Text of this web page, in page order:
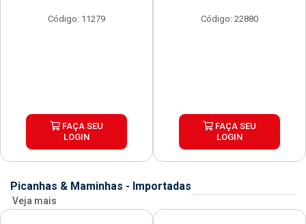
Código: 11279
FAÇA SEU
LOGIN
Código: 22880
FAÇA SEU
LOGIN
Picanhas & Maminhas - Importadas
Veja mais